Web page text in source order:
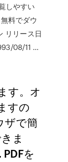
しやすい
料でダウ
リリース日
08/11 …
す。オ
すの
ザで簡
ま
を